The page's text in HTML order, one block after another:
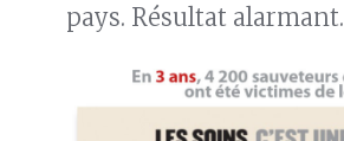
pays. Résultat alarmant.